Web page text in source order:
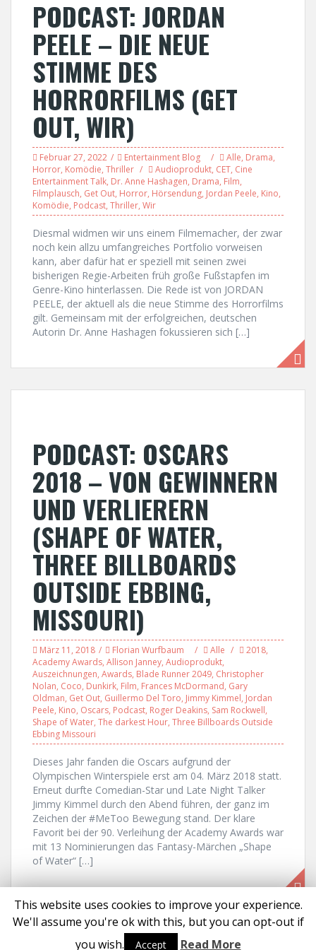
PODCAST: JORDAN
PEELE – DIE NEUE
STIMME DES
HORRORFILMS (GET
OUT, WIR)
Februar 27, 2022 Entertainment Blog Alle, Drama,
Horror, Komödie, Thriller Audioprodukt, CET, Cine
Entertainment Talk, Dr. Anne Hashagen, Drama, Film,
Filmplausch, Get Out, Horror, Hörsendung, Jordan Peele, Kino,
Komödie, Podcast, Thriller, Wir
Diesmal widmen wir uns einem Filmemacher, der zwar
noch kein allzu umfangreiches Portfolio vorweisen
kann, aber dafür hat er speziell mit seinen zwei
bisherigen Regie-Arbeiten früh große Fußstapfen im
Genre-Kino hinterlassen. Die Rede ist von JORDAN
PEELE, der aktuell als die neue Stimme des Horrorfilms
gilt. Gemeinsam mit der erfolgreichen, deutschen
Autorin Dr. Anne Hashagen fokussieren sich […]
PODCAST: OSCARS
2018 – VON GEWINNERN
UND VERLIERERN
(SHAPE OF WATER,
THREE BILLBOARDS
OUTSIDE EBBING,
MISSOURI)
März 11, 2018 Florian Wurfbaum Alle 2018,
Academy Awards, Allison Janney, Audioprodukt,
Auszeichnungen, Awards, Blade Runner 2049, Christopher
Nolan, Coco, Dunkirk, Film, Frances McDormand, Gary
Oldman, Get Out, Guillermo Del Toro, Jimmy Kimmel, Jordan
Peele, Kino, Oscars, Podcast, Roger Deakins, Sam Rockwell,
Shape of Water, The darkest Hour, Three Billboards Outside
Ebbing Missouri
Dieses Jahr fanden die Oscars aufgrund der
Olympischen Winterspiele erst am 04. März 2018 statt.
Erneut durfte Comedian-Star und Late Night Talker
Jimmy Kimmel durch den Abend führen, der ganz im
Zeichen der #MeToo Bewegung stand. Der klare
Favorit bei der 90. Verleihung der Academy Awards war
mit 13 Nominierungen das Fantasy-Märchen „Shape
of Water“ […]
Proudly powered by WordPress |Theme: Solon by aThemes
This website uses cookies to improve your experience.
We'll assume you're ok with this, but you can opt-out if
you wish.
Accept Read More